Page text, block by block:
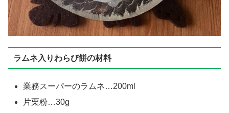
ラムネ入りわらび餅の材料
業務スーパーのラムネ…200ml
片栗粉…30g